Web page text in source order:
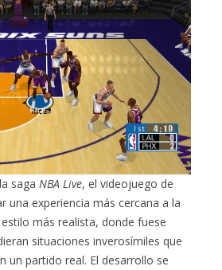
saga NBA Live, el videojuego de
una experiencia más cercana a la
más realista, donde fuese
situaciones inverosímiles que
un partido real. El desarrollo se